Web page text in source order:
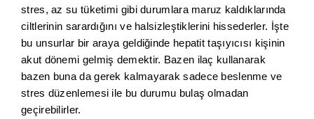
stres, az su tüketimi gibi durumlara maruz kaldıklarında
ciltlerinin sarardığını ve halsizleştiklerini hissederler. İşte
bu unsurlar bir araya geldiğinde hepatit taşıyıcısı kişinin
akut dönemi gelmiş demektir. Bazen ilaç kullanarak
bazen buna da gerek kalmayarak sadece beslenme ve
stres düzenlemesi ile bu durumu bulaş olmadan
geçirebilirler.